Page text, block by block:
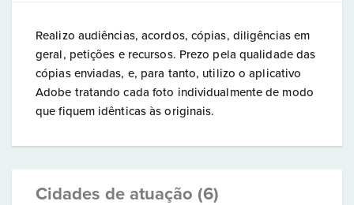
Realizo audiências, acordos, cópias, diligências em
geral, petições e recursos. Prezo pela qualidade das
cópias enviadas, e, para tanto, utilizo o aplicativo
Adobe tratando cada foto individualmente de modo
que fiquem idênticas às originais.
Cidades de atuação (6)